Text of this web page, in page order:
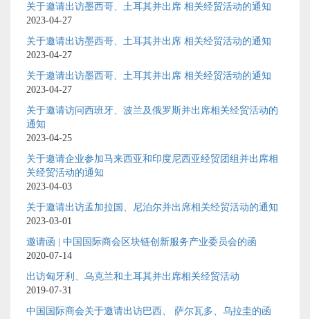
关于邀请出访墨西哥、土耳其并出席 相关经贸活动的通知
2023-04-27
关于邀请出访墨西哥、土耳其并出席 相关经贸活动的通知
2023-04-27
关于邀请出访墨西哥、土耳其并出席 相关经贸活动的通知
2023-04-27
关于邀请访问西班牙、波兰及俄罗斯并出席相关经贸活动的
通知
2023-04-25
关于邀请企业参加马来西亚和印度尼西亚经贸团组并出席相
关经贸活动的通知
2023-04-03
关于邀请出访孟加拉国、尼泊尔并出席相关经贸活动的通知
2023-03-01
邀请函 | 中国国际商会区块链创新服务产业委员会的函
2020-07-14
出访匈牙利、乌克兰和土耳其并出席相关经贸活动
2019-07-31
中国国际商会关于邀请出访巴西、 萨尔瓦多、乌拉圭的函